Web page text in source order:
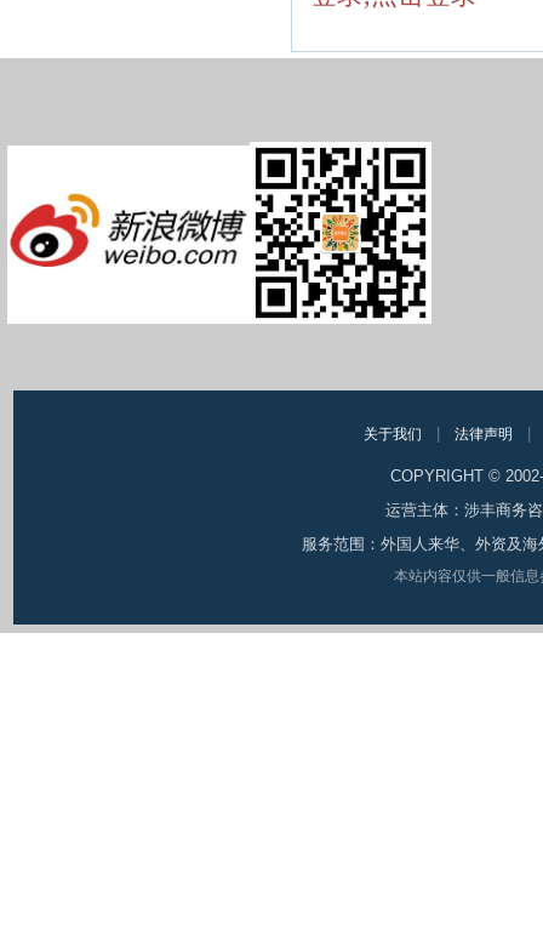
关于我们 法律声明
COPYRIGHT ©
运营主体：涉丰商务
服务范围：外国人来华、外资及
本站内容仅供一般信